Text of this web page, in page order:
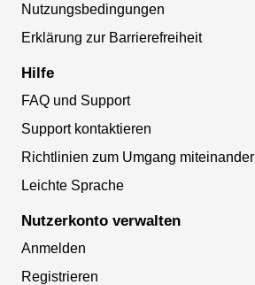
Nutzungsbedingungen
Erklärung zur Barrierefreiheit
Hilfe
FAQ und Support
Support kontaktieren
Richtlinien zum Umgang miteinander
Leichte Sprache
Nutzerkonto verwalten
Anmelden
Registrieren